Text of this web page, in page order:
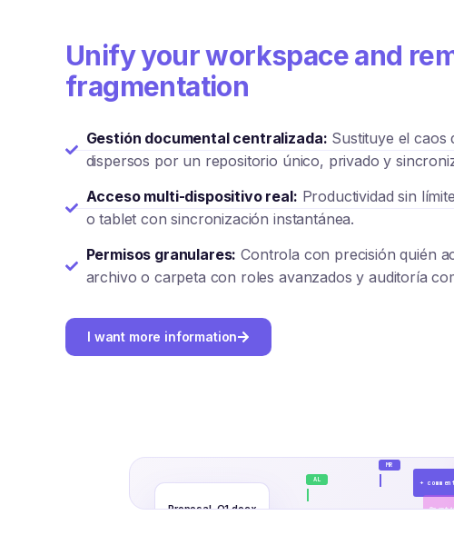
Unify your workspace and
fragmentation
Gestión documental centralizada: Sustituye el caos
dispersos por un repositorio único, privado y
Acceso multi-dispositivo real: Productividad sin
o tablet con sincronización instantánea.
Permisos granulares: Controla con precisión quién
archivo o carpeta con roles avanzados y auditoría
I want more information
Proposal-Q1.docx
+